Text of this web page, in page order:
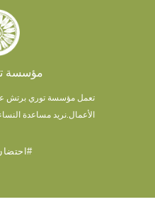
مؤسسة
تعمل مؤسسة توري برتش
الأعمال. نريد مساعدة